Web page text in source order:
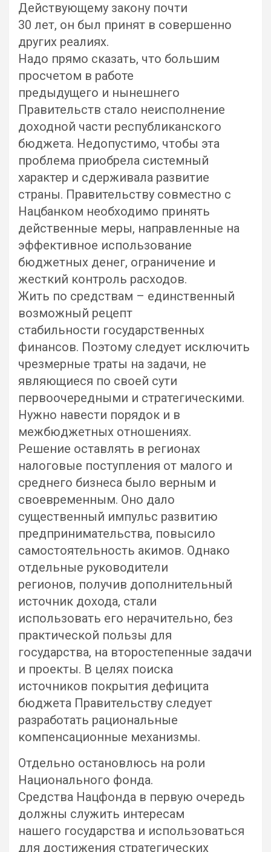
Действующему закону почти
30 лет, он был принят в совершенно
других реалиях.
Надо прямо сказать, что большим
просчетом в работе
предыдущего и нынешнего
Правительств стало неисполнение
доходной части республиканского
бюджета. Недопустимо, чтобы эта
проблема приобрела системный
характер и сдерживала развитие
страны. Правительству совместно с
Нацбанком необходимо принять
действенные меры, направленные на
эффективное использование
бюджетных денег, ограничение и
жесткий контроль расходов.
Жить по средствам – единственный
возможный рецепт
стабильности государственных
финансов. Поэтому следует исключить
чрезмерные траты на задачи, не
являющиеся по своей сути
первоочередными и стратегическими.
Нужно навести порядок и в
межбюджетных отношениях.
Решение оставлять в регионах
налоговые поступления от малого и
среднего бизнеса было верным и
своевременным. Оно дало
существенный импульс развитию
предпринимательства, повысило
самостоятельность акимов. Однако
отдельные руководители
регионов, получив дополнительный
источник дохода, стали
использовать его нерачительно, без
практической пользы для
государства, на второстепенные задачи
и проекты. В целях поиска
источников покрытия дефицита
бюджета Правительству следует
разработать рациональные
компенсационные механизмы.
Отдельно остановлюсь на роли
Национального фонда.
Средства Нацфонда в первую очередь
должны служить интересам
нашего государства и использоваться
для достижения стратегических